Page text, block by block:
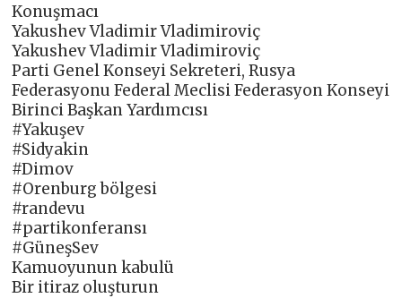
Konuşmacı
Yakushev Vladimir Vladimiroviç
Yakushev Vladimir Vladimiroviç
Parti Genel Konseyi Sekreteri, Rusya
Federasyonu Federal Meclisi Federasyon Konseyi
Birinci Başkan Yardımcısı
#Yakuşev
#Sidyakin
#Dimov
#Orenburg bölgesi
#randevu
#partikonferansı
#GüneşSev
Kamuoyunun kabulü
Bir itiraz oluşturun